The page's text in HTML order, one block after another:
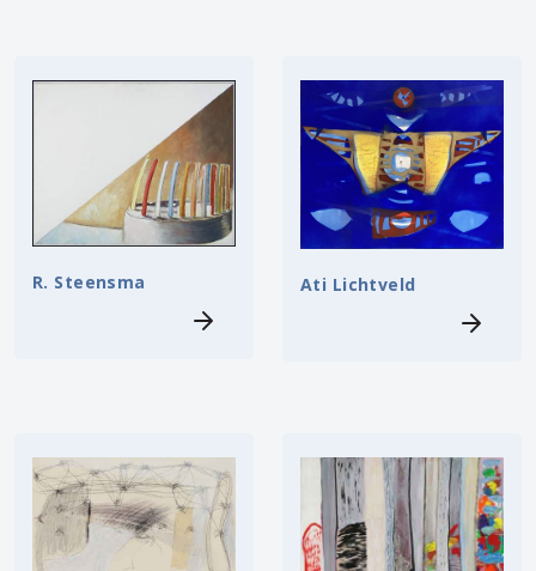
R. Steensma Ati Lichtveld